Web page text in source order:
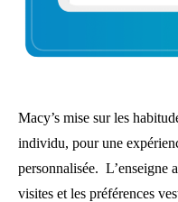
Macy’s mise sur les
individu, pour une
personnalisée. L’enseigne
visites et les préférences